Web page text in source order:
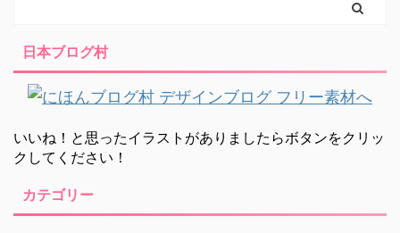
日本ブログ村
いいね！と思ったイラストがありましたらボタンをクリッ
クしてください！
カテゴリー